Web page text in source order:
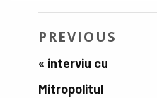
PREVIOUS
« interviu cu
Mitropolitul